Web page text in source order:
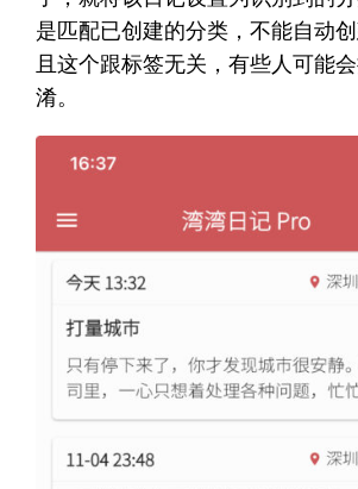
是匹配已创建的分类，不能自动
且这个跟标签无关，有些人可能
淆。